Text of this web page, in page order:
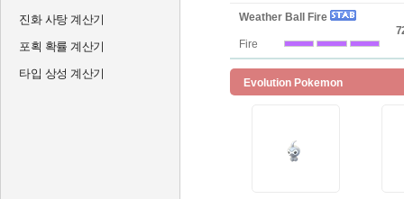
진화 사탕 계산기
포획 확률 계산기
타입 상성 계산기
Weather Ball Fire
Fire
Evolution Pokemon